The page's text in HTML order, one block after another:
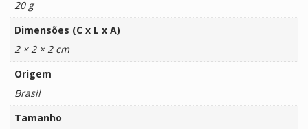
20 g
Dimensões (C x L x A)
2 × 2 × 2 cm
Origem
Brasil
Tamanho